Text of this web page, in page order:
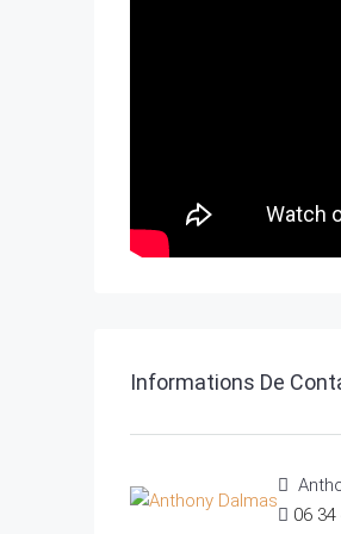
Informations De
06